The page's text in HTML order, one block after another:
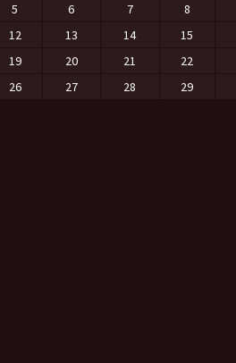
5 6 7
8
12 13 14
15
19 20 21
22
26 27 28
29